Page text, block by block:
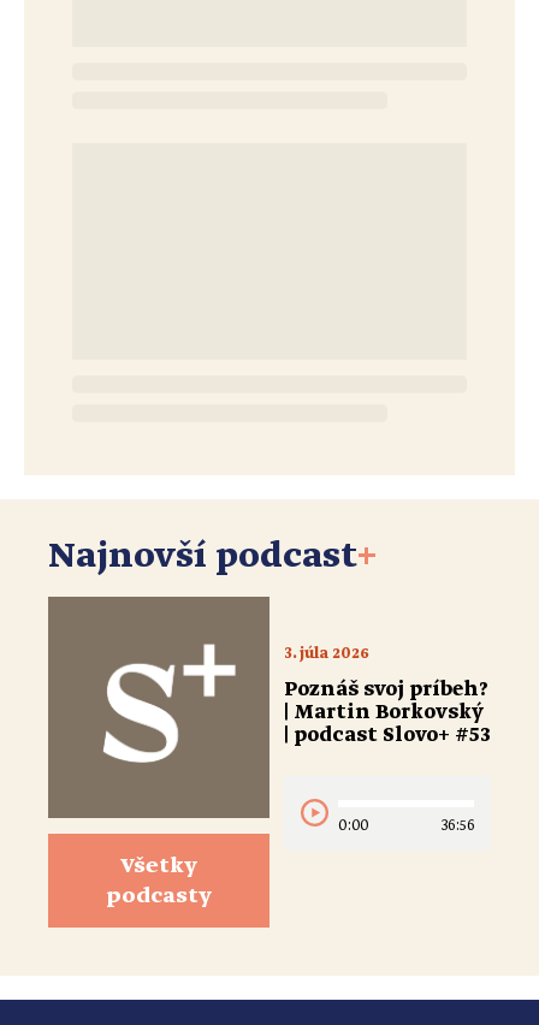
Najnovší podcast+
Všetky
podcasty
3. júla 2026
Poznáš svoj príbeh?
| Martin Borkovský
| podcast Slovo+ #53
0:00 36:56